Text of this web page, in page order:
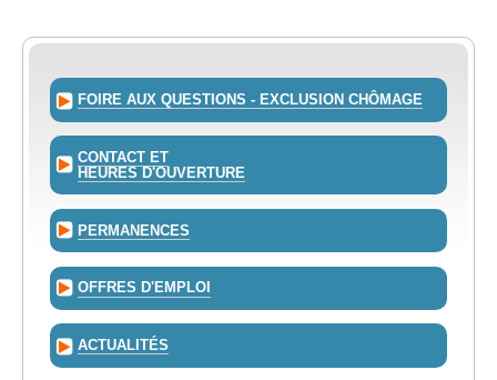
FOIRE AUX QUESTIONS - EXCLUSION CHÔMAGE
CONTACT ET
HEURES D'OUVERTURE
PERMANENCES
OFFRES D'EMPLOI
ACTUALITÉS